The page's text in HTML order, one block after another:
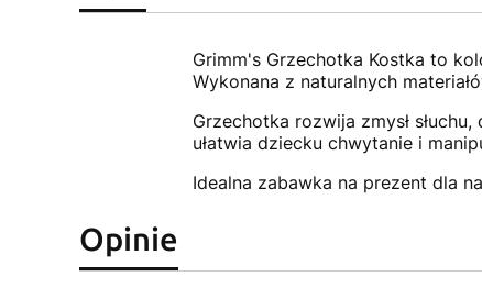
Grimm's Grzechotka Kostka to
Wykonana z naturalnych
Grzechotka rozwija zmysł
ułatwia dziecku chwytanie i
Idealna zabawka na prezent dla
Opinie